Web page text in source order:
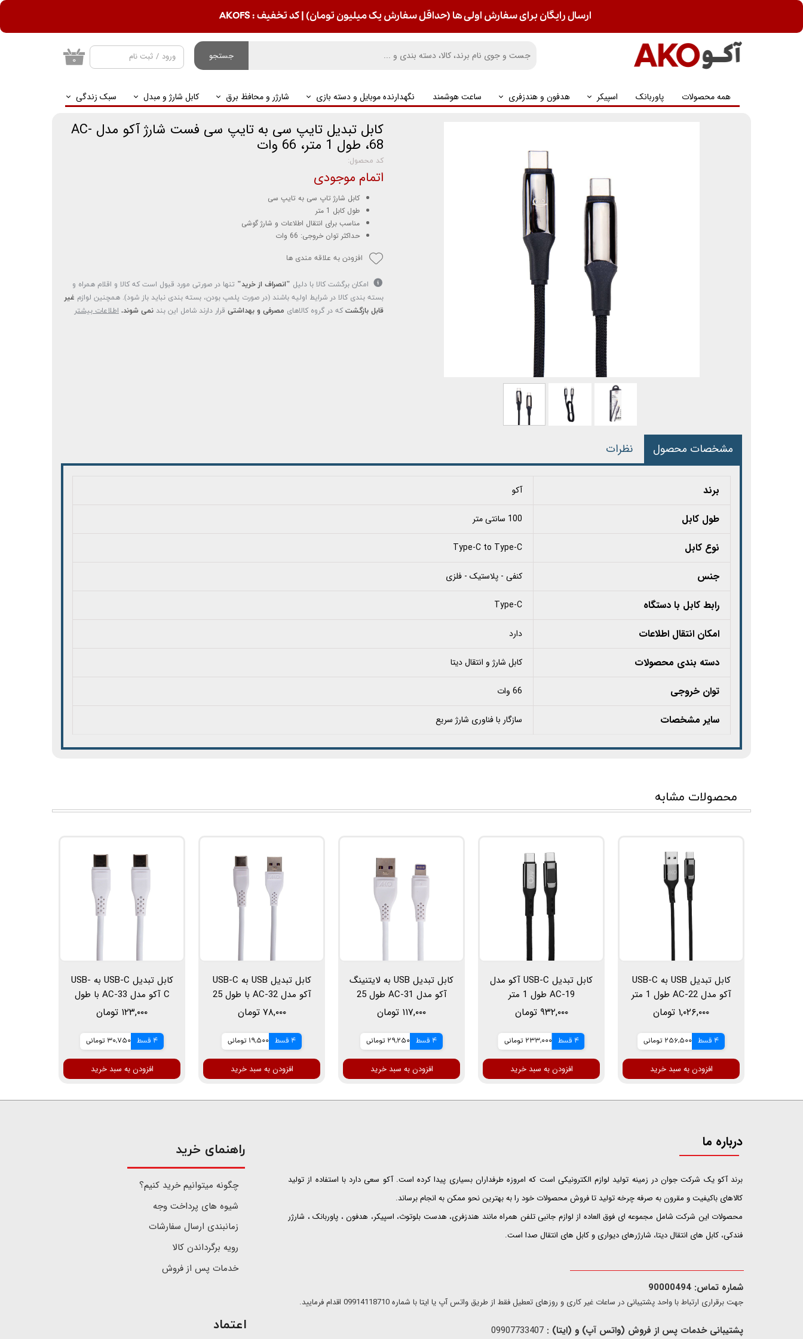
جستجو
همه محصولات پاوربانک اسپیکر هدفون و هندزفری ساعت هوشمند نگهدارنده موبایل و دسته بازی شارژر و محافظ برق کابل شارژ و مبدل سبک زندگی
ورود / ثبت نام
تغییر گذر واژه
سفارشات
۰
ارسال رایگان برای سفارش اولی ها (حداقل سفارش یک میلیون تومان) | کد تخفیف : AKOFS
کابل تبدیل تایپ سی به تایپ سی فست شارژ آکو مدل AC-
68، طول 1 متر، 66 وات
کد محصول:
اتمام موجودی
کابل شارژ تاپ سی به تایپ سی
طول کابل 1 متر
مناسب برای انتقال اطلاعات و شارژ گوشی
حداکثر توان خروجی: 66 وات
افزودن به علاقه مندی ها
امکان برگشت کالا با دلیل "انصراف از خرید" تنها در صورتی مورد قبول است که کالا و اقلام همراه و
بسته بندی کالا در شرایط اولیه باشند (در صورت پلمپ بودن، بسته بندی نباید باز شود). همچنین لوازم غیر
قابل بازگشت که در گروه کالاهای مصرفی و بهداشتی قرار دارند شامل این بند نمی شوند. اطلاعات بیشتر
مشخصات محصول نظرات
برند آکو
طول کابل 100 سانتی متر
نوع کابل Type-C to Type-C
جنس کنفی - پلاستیک - فلزی
رابط کابل با دستگاه Type-C
امکان انتقال اطلاعات دارد
دسته بندی محصولات کابل شارژ و انتقال دیتا
توان خروجی 66 وات
سایر مشخصات سازگار با فناوری شارژ سریع
محصولات مشابه
کابل تبدیل USB به USB-C
آکو مدل AC-22 طول 1 متر
۱,۰۲۶,۰۰۰ تومان
4 قسط 256,500 تومانی
افزودن به سبد خرید
کابل تبدیل USB-C آکو مدل
AC-19 طول 1 متر
۹۳۲,۰۰۰ تومان
4 قسط 233,000 تومانی
افزودن به سبد خرید
کابل تبدیل USB به لایتنینگ
آکو مدل AC-31 طول 25
سانتی متر
۱۱۷,۰۰۰ تومان
4 قسط 29,250 تومانی
افزودن به سبد خرید
کابل تبدیل USB به USB-C
آکو مدل AC-32 با طول 25
متر۷۸,۰۰۰ تومان
4 قسط 19,500 تومانی
افزودن به سبد خرید
کابل تبدیل USB-C به USB-
C آکو مدل AC-33 با طول
25 سانتی متر
۱۲۳,۰۰۰ تومان
4 قسط 30,750 تومانی
افزودن به سبد خرید
درباره ما
​​​​​​​برند آکو یک شرکت جوان در زمینه تولید لوازم الکترونیکی است که امروزه طرفداران بسیاری پیدا کرده است. آکو سعی دارد با استفاده از تولید
کالاهای باکیفیت و مقرون به صرفه چرخه تولید تا فروش محصولات خود را به بهترین نحو ممکن به انجام برساند.
محصولات این شرکت شامل مجموعه ای فوق العاده از لوازم جانبی تلفن همراه مانند هندزفری، هدست بلوتوث، اسپیکر، هدفون ، پاوربانک ، شارژر
فندکی، کابل های انتقال دیتا، شارژرهای دیواری و کابل های انتقال صدا است.
شماره تماس: 90000494
​​جهت برقراری ارتباط با واحد پشتیبانی در ساعات غیر کاری و روزهای تعطیل فقط از طریق واتس آپ یا ایتا با شماره 09914118710 اقدام فرمایید.
پشتیبانی خدمات پس از فروش (واتس آپ) و (ایتا) :
​راهنمای خرید
چگونه میتوانیم خرید کنیم؟
شیوه های پرداخت وجه
زمانبندی ارسال سفارشات
رویه برگرداندن کالا
خدمات پس از فروش
اعتماد